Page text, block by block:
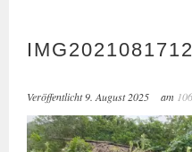
Veröffentlicht9. August 2025 am